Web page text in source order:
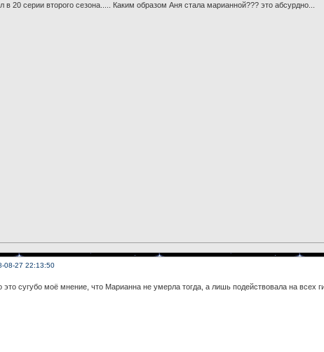
в 20 серии второго сезона..... Каким образом Аня стала марианной??? это абсурдно...
08-27 22:13:50
это сугубо моё мнение, что Марианна не умерла тогда, а лишь подействовала на всех